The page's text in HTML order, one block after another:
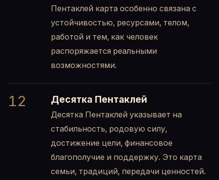
Пентаклей карта особенно связана с
устойчивостью, ресурсами, телом,
работой и тем, как человек
распоряжается реальными
возможностями.
12 Десятка Пентаклей
Десятка Пентаклей указывает на
стабильность, родовую силу,
достижение цели, финансовое
благополучие и поддержку. Это карта
семьи, традиций, передачи ценностей.